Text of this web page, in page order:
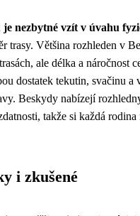
nezbytné vzít v úvahu
trasy. Většina rozhleden v
ale délka a náročnost
dostatek tekutin, svačinu a
Beskydy nabízejí
takže si každá rodina
i zkušené